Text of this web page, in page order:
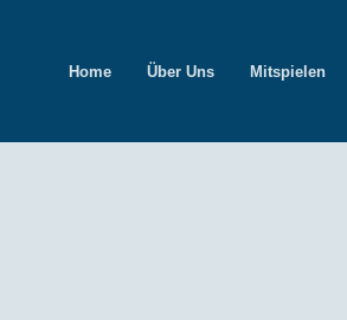
Home
Über Uns Mitspielen